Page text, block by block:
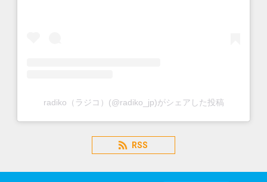
radiko（ラジコ）(@radiko_jp)がシェアした投稿
RSS